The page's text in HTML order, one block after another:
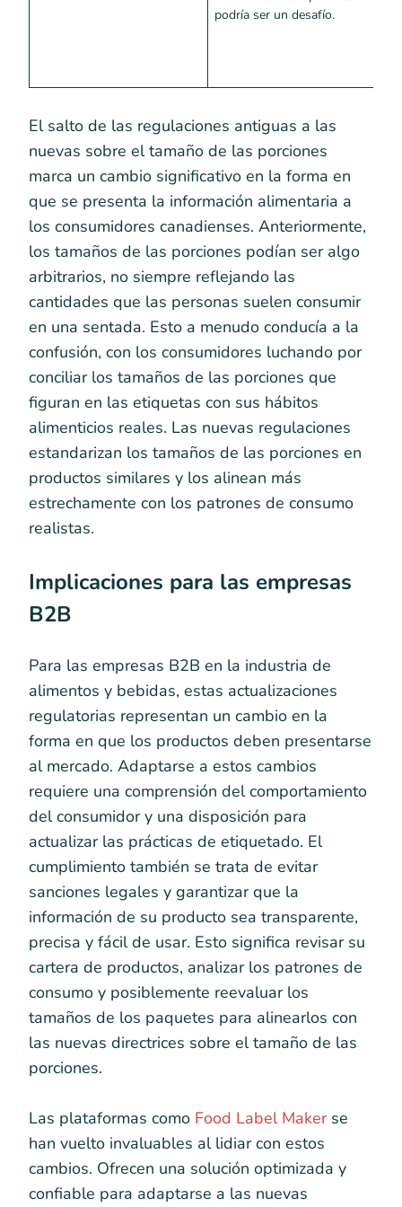
podría ser un desafío.
El salto de las regulaciones antiguas a las
nuevas sobre el tamaño de las porciones
marca un cambio significativo en la forma en
que se presenta la información alimentaria a
los consumidores canadienses. Anteriormente,
los tamaños de las porciones podían ser algo
arbitrarios, no siempre reflejando las
cantidades que las personas suelen consumir
en una sentada. Esto a menudo conducía a la
confusión, con los consumidores luchando por
conciliar los tamaños de las porciones que
figuran en las etiquetas con sus hábitos
alimenticios reales. Las nuevas regulaciones
estandarizan los tamaños de las porciones en
productos similares y los alinean más
estrechamente con los patrones de consumo
realistas.
Implicaciones para las empresas
B2B
Para las empresas B2B en la industria de
alimentos y bebidas, estas actualizaciones
regulatorias representan un cambio en la
forma en que los productos deben presentarse
al mercado. Adaptarse a estos cambios
requiere una comprensión del comportamiento
del consumidor y una disposición para
actualizar las prácticas de etiquetado. El
cumplimiento también se trata de evitar
sanciones legales y garantizar que la
información de su producto sea transparente,
precisa y fácil de usar. Esto significa revisar su
cartera de productos, analizar los patrones de
consumo y posiblemente reevaluar los
tamaños de los paquetes para alinearlos con
las nuevas directrices sobre el tamaño de las
porciones.
Las plataformas como Food Label Makerse
han vuelto invaluables al lidiar con estos
cambios. Ofrecen una solución optimizada y
confiable para adaptarse a las nuevas